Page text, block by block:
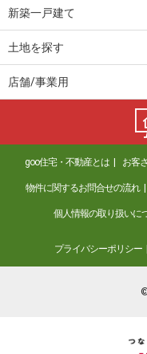
住 所
専有面積
間取り
福岡県福岡市中央区大
価 格
住 所
福岡県福岡市中央区薬
新築一戸建て
土地を探す
店舗/事業用
goo住宅・不動産とは お客
物件に関するお問合せの流れ
個人情報の取り扱いに
プライバシーポリシー